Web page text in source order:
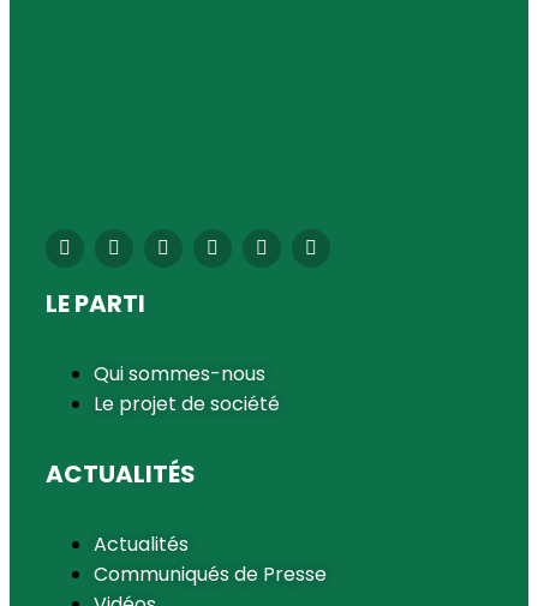
LE PARTI
Qui sommes-nous
Le projet de société
ACTUALITÉS
Actualités
Communiqués de Presse